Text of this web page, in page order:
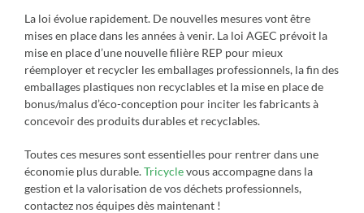
La loi évolue rapidement. De nouvelles mesures vont être
mises en place dans les années à venir. La loi AGEC prévoit la
mise en place d’une nouvelle filière REP pour mieux
réemployer et recycler les emballages professionnels, la fin des
emballages plastiques non recyclables et la mise en place de
bonus/malus d’éco-conception pour inciter les fabricants à
concevoir des produits durables et recyclables.
Toutes ces mesures sont essentielles pour rentrer dans une
économie plus durable.Tricyclevous accompagne dans la
gestion et la valorisation de vos déchets professionnels,
contactez nos équipes dès maintenant !